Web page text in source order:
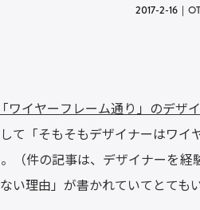
2017-2-16｜
ワイヤーフレーム通り」のデザ
て「そもそもデザイナーはワ
（件の記事は、デザイナーを
い理由」が書かれていてとても